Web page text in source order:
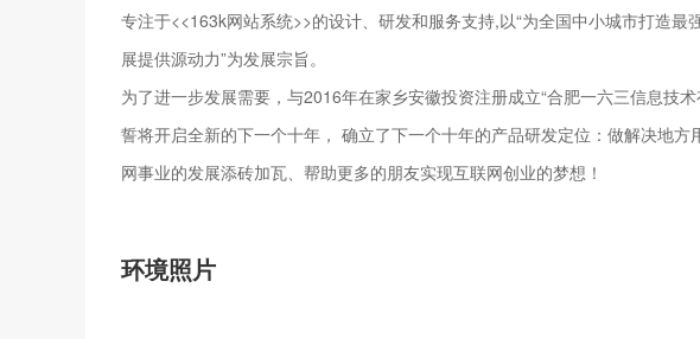
专注于<<163k网站系统>>的设计、研发和服务支持,以“为全国中小城市打造
展提供源动力”为发展宗旨。
为了进一步发展需要，与2016年在家乡安徽投资注册成立“合肥一六三信息技
誓将开启全新的下一个十年， 确立了下一个十年的产品研发定位：做解决地
网事业的发展添砖加瓦、帮助更多的朋友实现互联网创业的梦想！
环境照片